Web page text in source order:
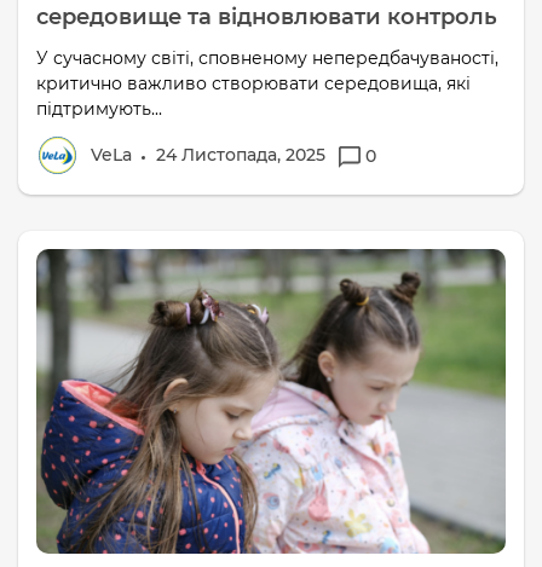
середовище та відновлювати контроль
У сучасному світі, сповненому непередбачуваності,
критично важливо створювати середовища, які
підтримують...
VeLa 24 Листопада, 2025 0